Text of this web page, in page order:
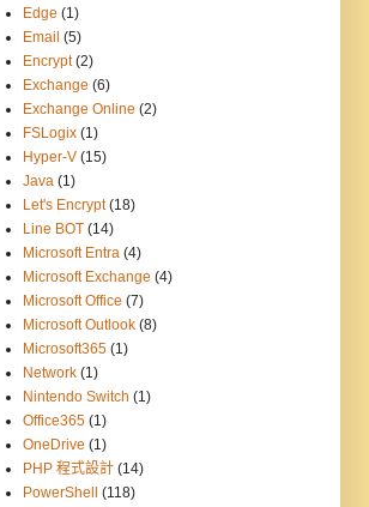
Edge (1)
Email (5)
Encrypt (2)
Exchange (6)
Exchange Online (2)
FSLogix (1)
Hyper-V (15)
Java (1)
Let's Encrypt (18)
Line BOT (14)
Microsoft Entra (4)
Microsoft Exchange (4)
Microsoft Office (7)
Microsoft Outlook (8)
Microsoft365 (1)
Network (1)
Nintendo Switch (1)
Office365 (1)
OneDrive (1)
PHP 程式設計 (14)
PowerShell
(118)